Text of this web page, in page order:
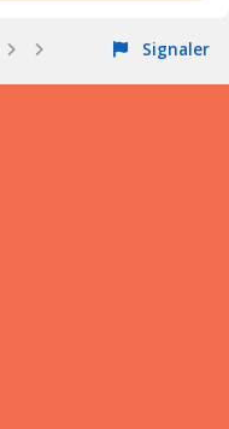
Signaler